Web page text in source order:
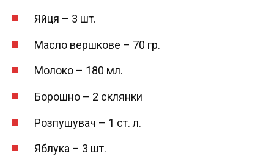
Яйця – 3 шт.
Масло вершкове – 70 гр.
Молоко – 180 мл.
Борошно – 2 склянки
Розпушувач – 1 ст. л.
Яблука – 3 шт.